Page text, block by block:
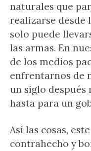
naturales que
realizarse desde
solo puede
las armas. En
de los medios
enfrentarnos de
un siglo después
hasta para un
Así las cosas,
contrahecho y